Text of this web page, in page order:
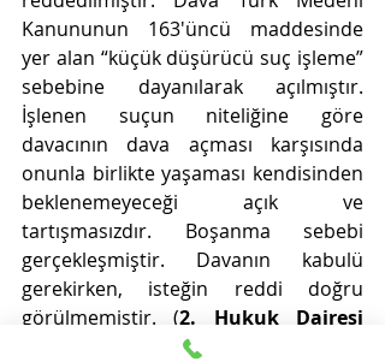
Kanununun 163'üncü maddesinde
yer alan “küçük düşürücü suç işleme”
sebebine dayanılarak açılmıştır.
İşlenen suçun niteliğine göre
davacının dava açması karşısında
onunla birlikte yaşaması kendisinden
beklenemeyeceği açık ve
tartışmasızdır. Boşanma sebebi
gerçekleşmiştir. Davanın kabulü
gerekirken, isteğin reddi doğru
görülmemiştir. (2. Hukuk Dairesi
2014/20560 E.  ,  2015/4947 K.)